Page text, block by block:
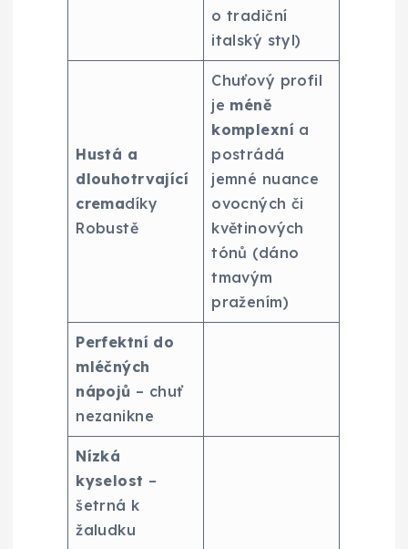
o tradiční
italský styl)
Hustá a
dlouhotrvající
cremadíky
Robustě
Chuťový profil
je méně
komplexní a
postrádá
jemné nuance
ovocných či
květinových
tónů (dáno
tmavým
pražením)
Perfektní do
mléčných
nápojů – chuť
nezanikne
Nízká
kyselost –
šetrná k
žaludku